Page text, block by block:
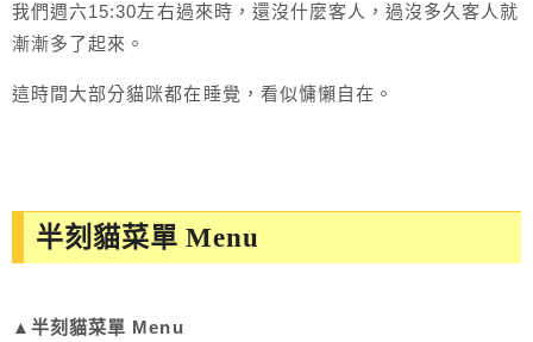
我們週六15:30左右過來時，還沒什麼客人，過沒多久客人就
漸漸多了起來。
這時間大部分貓咪都在睡覺，看似慵懶自在。
半刻貓菜單 Menu
▲半刻貓菜單 Menu